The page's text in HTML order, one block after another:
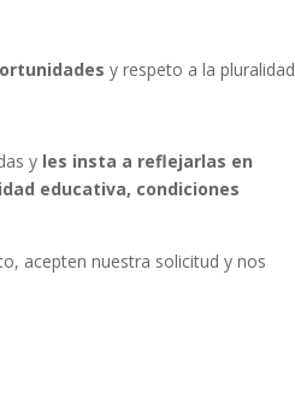
y respeto a la pluralidad
y les insta a reflejarlas en
educativa, condiciones
acepten nuestra solicitud y nos